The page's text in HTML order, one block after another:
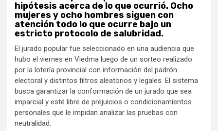
hipótesis acerca de lo que ocurrió. Ocho
mujeres y ocho hombres siguen con
atención todo lo que ocurre bajo un
estricto protocolo de salubridad.
El jurado popular fue seleccionado en una audiencia que
hubo el viernes en Viedma luego de un sorteo realizado
por la lotería provincial con información del padrón
electoral y distintos filtros aleatorios y legales. El sistema
busca garantizar la conformación de un jurado que sea
imparcial y esté libre de prejuicios o condicionamientos
personales que le impidan analizar las pruebas con
neutralidad.